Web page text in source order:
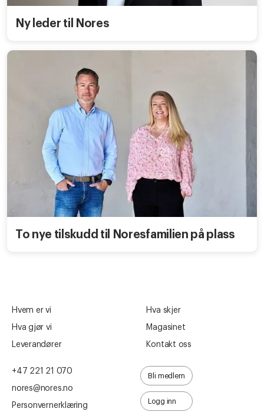
Ny leder til Nores
To nye tilskudd til Noresfamilien på plass
Hvem er vi
Hva gjør vi
Leverandører
Hva skjer
Magasinet
Kontakt oss
+47 221 21 070
nores@nores.no
Personvernerklæring
Bli medlem
Logg inn